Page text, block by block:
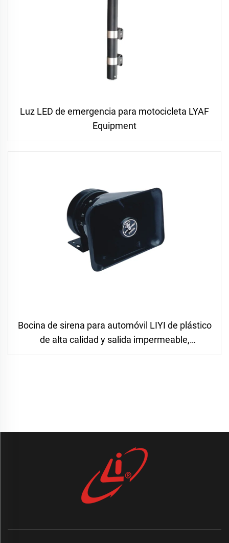
Luz LED de emergencia para motocicleta LYAF
Equipment
Bocina de sirena para automóvil LIYI de plástico
de alta calidad y salida impermeable,
ampliamente utilizada